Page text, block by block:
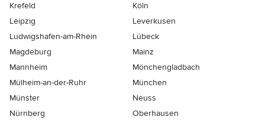
Krefeld
Köln
Leipzig
Leverkusen
Ludwigshafen-am-Rhein
Lübeck
Magdeburg
Mainz
Mannheim
Mönchen­gladbach
Mülheim-an-der-Ruhr
München
Münster
Neuss
Nürnberg
Oberhausen